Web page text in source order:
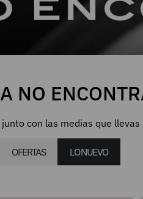
NO
con las medias que
OFERTAS LO NUEVO